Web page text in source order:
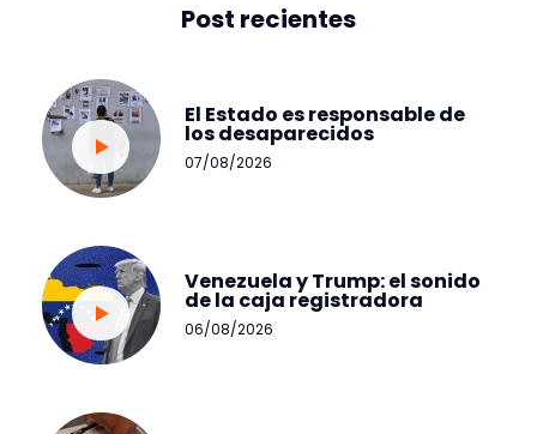
Post recientes
El Estado es responsable de
los desaparecidos
07/08/2026
Venezuela y Trump: el sonido
de la caja registradora
06/08/2026